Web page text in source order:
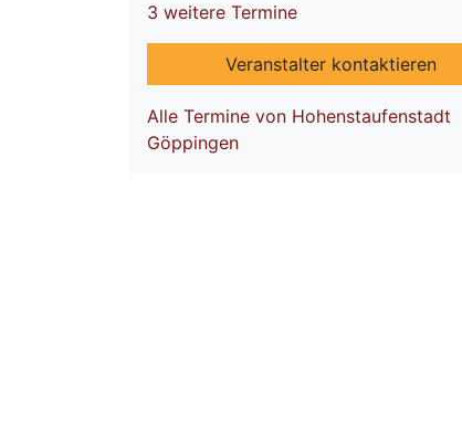
3 weitere Termine
Veranstalter kontaktieren
Alle Termine von Hohenstaufenstadt
Göppingen